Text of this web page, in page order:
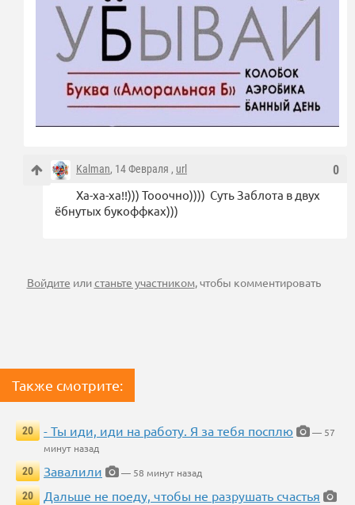
0
Kalman, 14 Февраля , url
Ха-ха-ха!!))) Тооочно)))) Суть Заблота в двух
ёбнутых букоффках)))
Войдите илистаньте участником, чтобы комментировать
Также смотрите:
20 - Ты иди, иди на работу. Я за тебя посплю
— 57
минут назад
20
Завалили
— 58 минут назад
20
Дальше не поеду, чтобы не разрушать счастья